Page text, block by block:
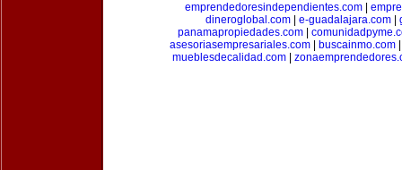
emprendedoresindependientes.com|
dineroglobal.com
e-guadalajara.com
panamapropiedades.com|
asesoriasempresariales.com| buscainmo.com
mueblesdecalidad.com|